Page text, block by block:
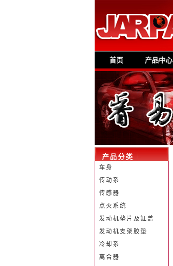
首页 产品中心
产品分类
车身
传动系
传感器
点火系统
发动机垫片及缸盖
发动机支架胶垫
冷却系
离合器